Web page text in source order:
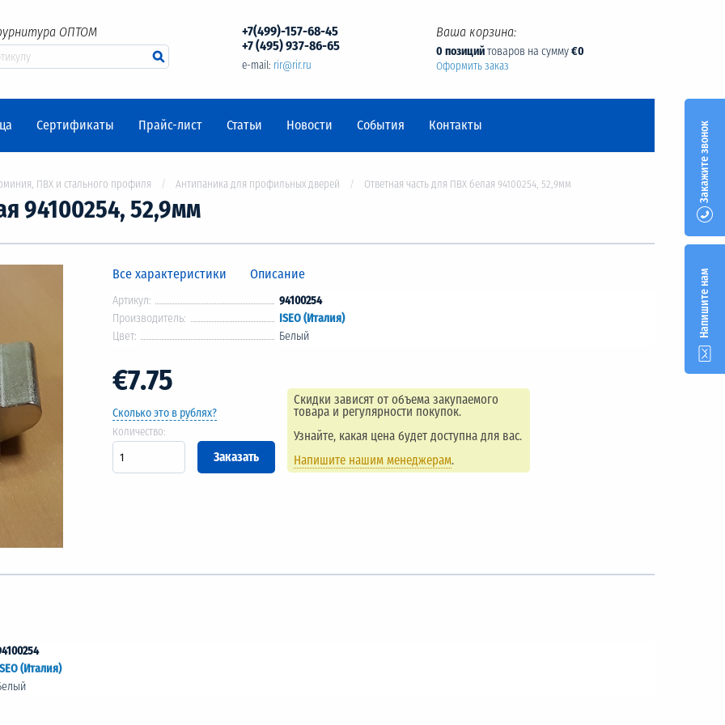
ОПТОМ
+7(499)-157-68-45
+7 (495) 937-86-65
e-mail: rir@rir.ru
Ваша корзина:
0 позицийтоваров на сумму€0
Оформить заказ
Сертификаты Прайс-лист Статьи Новости События Контакты
ПВХ и стального профиля Антипаника для профильных дверей Ответная часть для ПВХ белая 94100254, 52,9мм
94100254, 52,9мм
Все характеристики Описание
Артикул:
94100254
Производитель:
ISEO (Италия)
Цвет:
Белый
€7.75
Сколько это в рублях?
Количество:
Скидки зависят от объема закупаемого
товара и регулярности покупок.
Узнайте, какая цена будет доступна для вас.
Напишите нашим менеджерам.
(Италия)
Закажите звонок
Напишите нам